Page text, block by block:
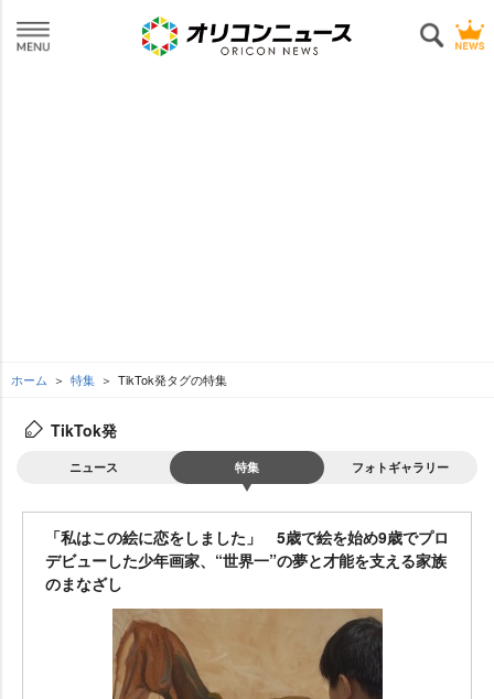
ホーム 特集 TikTok発タグの特集
TikTok発
ニュース 特集 フォトギャラリー
「私はこの絵に恋をしました」 5歳で絵を始め9歳でプロ
デビューした少年画家、“世界一”の夢と才能を支える家族
のまなざし